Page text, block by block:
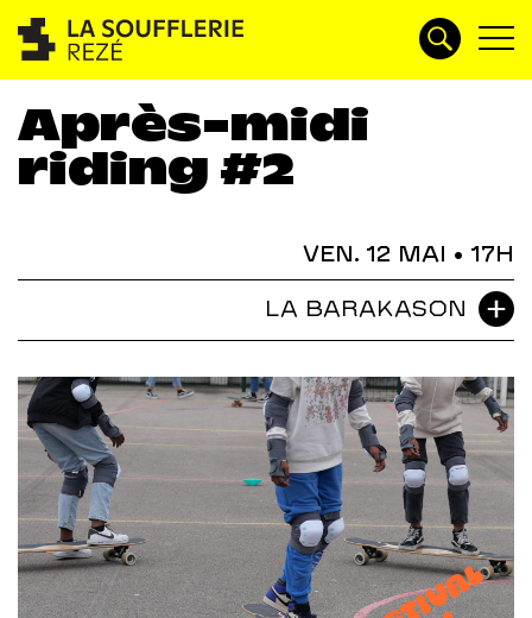
Après-midi
riding #2
VEN. 12 MAI • 17H
LA BARAKASON